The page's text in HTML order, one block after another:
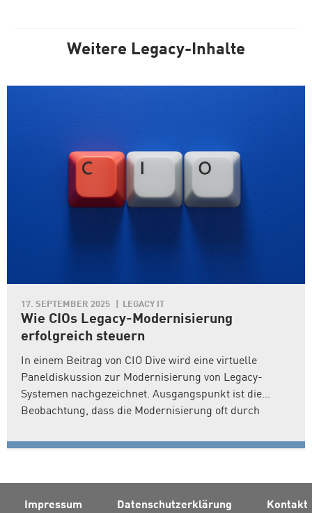
Weitere Legacy-Inhalte
17. SEPTEMBER 2025 LEGACY IT
Wie CIOs Legacy-Modernisierung
erfolgreich steuern
In einem Beitrag von CIO Dive wird eine virtuelle
Paneldiskussion zur Modernisierung von Legacy-
Systemen nachgezeichnet. Ausgangspunkt ist die
Beobachtung, dass die Modernisierung oft durch
technische Abhängigkeiten beschleunigt wird. CIOs
Impressum Datenschutzerklärung Kontakt